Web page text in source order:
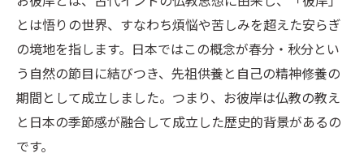
とは悟りの世界、すなわち煩悩や苦しみを超えた安らぎ
の境地を指します。日本ではこの概念が春分・秋分とい
う自然の節目に結びつき、先祖供養と自己の精神修養の
期間として成立しました。つまり、お彼岸は仏教の教え
と日本の季節感が融合して成立した歴史的背景があるの
です。